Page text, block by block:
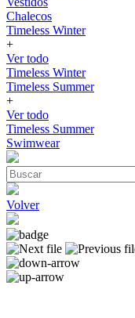
Chalecos
Timeless Winter
+
Ver todo
Timeless Winter
Timeless Summer
+
Ver todo
Timeless Summer
Swimwear
Volver